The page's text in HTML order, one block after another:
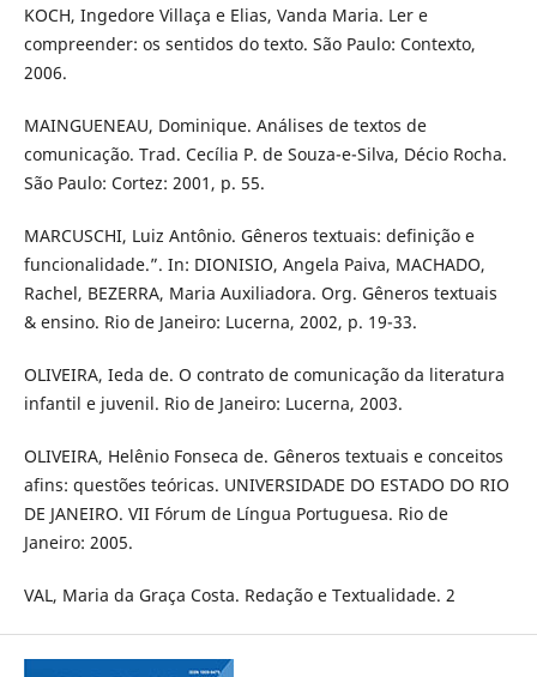
KOCH, Ingedore Villaça e Elias, Vanda Maria. Ler e
compreender: os sentidos do texto. São Paulo: Contexto,
2006.
MAINGUENEAU, Dominique. Análises de textos de
comunicação. Trad. Cecília P. de Souza-e-Silva, Décio Rocha.
São Paulo: Cortez: 2001, p. 55.
MARCUSCHI, Luiz Antônio. Gêneros textuais: definição e
funcionalidade.”. In: DIONISIO, Angela Paiva, MACHADO,
Rachel, BEZERRA, Maria Auxiliadora. Org. Gêneros textuais
& ensino. Rio de Janeiro: Lucerna, 2002, p. 19-33.
OLIVEIRA, Ieda de. O contrato de comunicação da literatura
infantil e juvenil. Rio de Janeiro: Lucerna, 2003.
OLIVEIRA, Helênio Fonseca de. Gêneros textuais e conceitos
afins: questões teóricas. UNIVERSIDADE DO ESTADO DO RIO
DE JANEIRO. VII Fórum de Língua Portuguesa. Rio de
Janeiro: 2005.
VAL, Maria da Graça Costa. Redação e Textualidade. 2